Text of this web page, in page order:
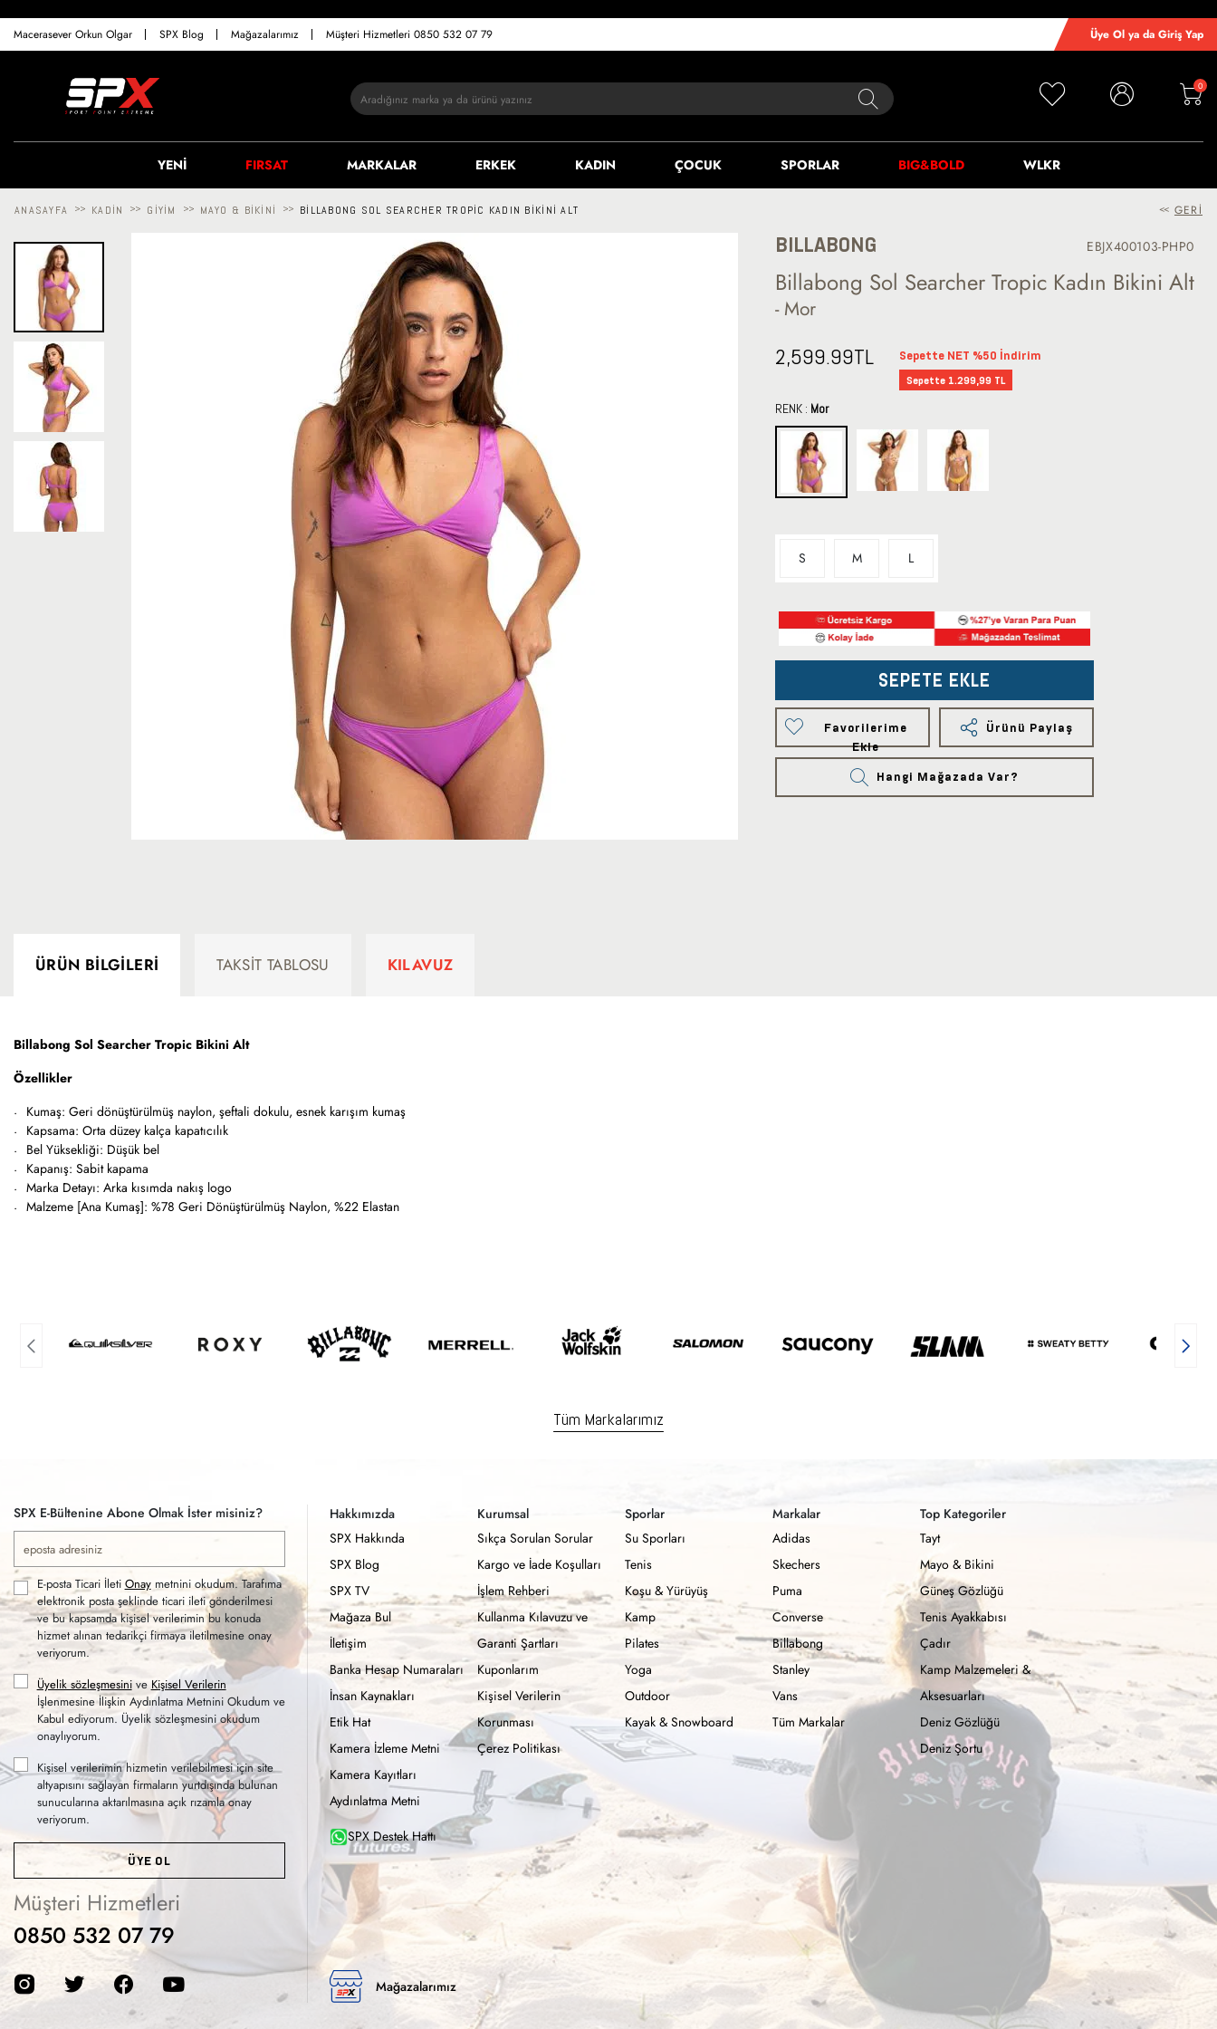
Macerasever Orkun Olgar SPX Blog Mağazalarımız Müşteri Hizmetleri 0850 532 07 79 Üye Ol ya da Giriş Yap
0
YENİ FIRSAT MARKALAR ERKEK KADIN ÇOCUK SPORLAR BIG&BOLD WLKR
ANASAYFA >> KADIN >> GIYIM >> MAYO & BIKINI >> BILLABONG SOL SEARCHER TROPIC KADIN BIKINI ALT << GERI
BILLABONG EBJX400103-PHP0
Billabong Sol Searcher Tropic Kadın Bikini Alt
- Mor
2,599.99TL Sepette NET %50 İndirim
Sepette 1.299,99 TL
RENK : Mor
S M L
SEPETE EKLE
Favorilerime
Ekle
Ürünü Paylaş
Hangi Mağazada Var?
ÜRÜN BILGILERI TAKSIT TABLOSU KILAVUZ
Billabong Sol Searcher Tropic Bikini Alt
Özellikler
Kumaş: Geri dönüştürülmüş naylon, şeftali dokulu, esnek karışım kumaş
Kapsama: Orta düzey kalça kapatıcılık
Bel Yüksekliği: Düşük bel
Kapanış: Sabit kapama
Marka Detayı: Arka kısımda nakış logo
Malzeme [Ana Kumaş]: %78 Geri Dönüştürülmüş Naylon, %22 Elastan
Tüm Markalarımız
SPX E-Bültenine Abone Olmak İster misiniz?
E-posta Ticari İleti Onaymetnini okudum. Tarafıma
elektronik posta şeklinde ticari ileti gönderilmesi
ve bu kapsamda kişisel verilerimin bu konuda
hizmet alınan tedarikçi firmaya iletilmesine onay
veriyorum.
Üyelik sözleşmesinive Kişisel Verilerin
İşlenmesine İlişkin Aydınlatma Metnini Okudum ve
Kabul ediyorum. Üyelik sözleşmesini okudum
onaylıyorum.
Kişisel verilerimin hizmetin verilebilmesi için site
altyapısını sağlayan firmaların yurtdışında bulunan
sunucularına aktarılmasına açık rızamla onay
veriyorum.
ÜYE OL
Müşteri Hizmetleri
0850 532 07 79
Hakkımızda
SPX Hakkında
SPX Blog
SPX TV
Mağaza Bul
İletişim
Banka Hesap Numaraları
İnsan Kaynakları
Etik Hat
Kamera İzleme Metni
Kamera Kayıtları
Aydınlatma Metni
Kurumsal
Sıkça Sorulan Sorular
Kargo ve İade Koşulları
İşlem Rehberi
Kullanma Kılavuzu ve
Garanti Şartları
Kuponlarım
Kişisel Verilerin
Korunması
Çerez Politikası
Sporlar
Su Sporları
Tenis
Koşu & Yürüyüş
Kamp
Pilates
Yoga
Outdoor
Kayak & Snowboard
Markalar
Adidas
Skechers
Puma
Converse
Billabong
Stanley
Vans
Tüm Markalar
Top Kategoriler
Tayt
Mayo & Bikini
Güneş Gözlüğü
Tenis Ayakkabısı
Çadır
Kamp Malzemeleri &
Aksesuarları
Deniz Gözlüğü
Deniz Şortu
SPX Destek Hattı
Mağazalarımız